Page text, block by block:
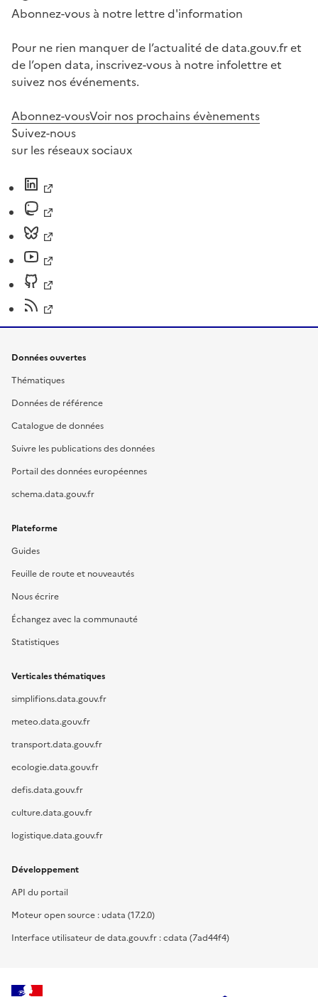
Abonnez-vous à notre lettre d'information
Pour ne rien manquer de l’actualité de data.gouv.fr et
de l’open data, inscrivez-vous à notre infolettre et
suivez nos événements.
Abonnez-vousVoir nos prochains évènements
Suivez-nous
sur les réseaux sociaux
Données ouvertes
Thématiques
Données de référence
Catalogue de données
Suivre les publications des données
Portail des données européennes
schema.data.gouv.fr
Plateforme
Guides
Feuille de route et nouveautés
Nous écrire
Échangez avec la communauté
Statistiques
Verticales thématiques
simplifions.data.gouv.fr
meteo.data.gouv.fr
transport.data.gouv.fr
ecologie.data.gouv.fr
defis.data.gouv.fr
culture.data.gouv.fr
logistique.data.gouv.fr
Développement
API du portail
Moteur open source : udata (17.2.0)
Interface utilisateur de data.gouv.fr : cdata (7ad44f4)